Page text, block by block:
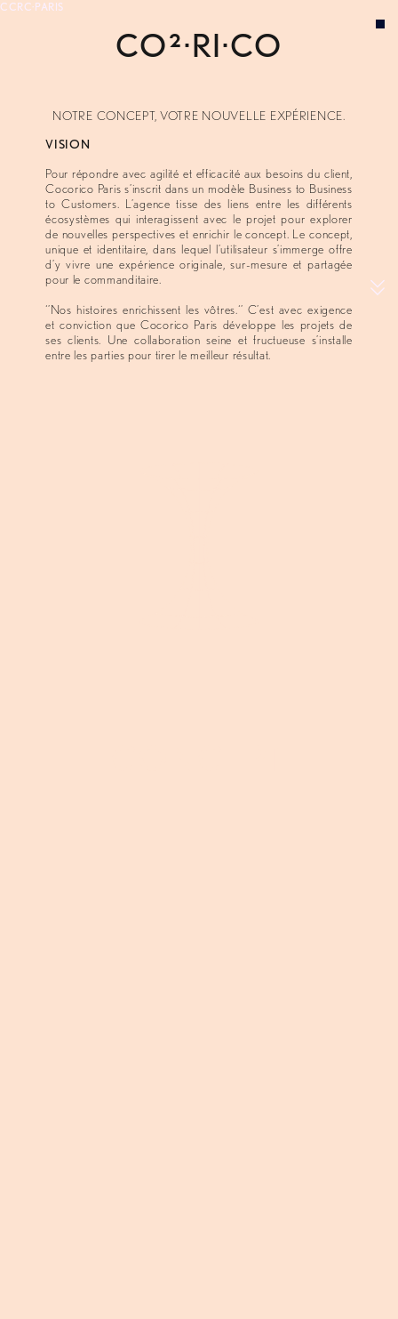
CCRC·PARIS
CONCEPTS
CO²·RI·IO
NOTRE CONCEPT, VOTRE NOUVELLE EXPÉRIENCE.
VISION
Pour répondre avec agilité et efficacité aux besoins du client,
Cocorico Paris s’inscrit dans un modèle Business to Business
to Customers. L’agence tisse des liens entre les différents
écosystèmes qui interagissent avec le projet pour explorer
de nouvelles perspectives et enrichir le concept. Le concept,
unique et identitaire, dans lequel l’utilisateur s’immerge offre
d’y vivre une expérience originale, sur-mesure et partagée
pour le commanditaire.
‘’Nos histoires enrichissent les vôtres.‘’ C’est avec exigence
et conviction que Cocorico Paris développe les projets de
ses clients. Une collaboration seine et fructueuse s’installe
entre les parties pour tirer le meilleur résultat.